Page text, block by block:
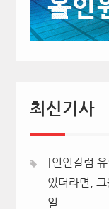
최신기사
[인인칼럼
었더라면, 그
일